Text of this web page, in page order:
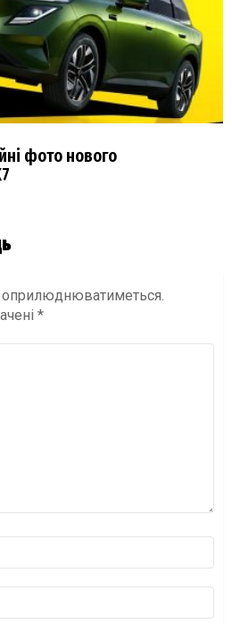
фото нового
*